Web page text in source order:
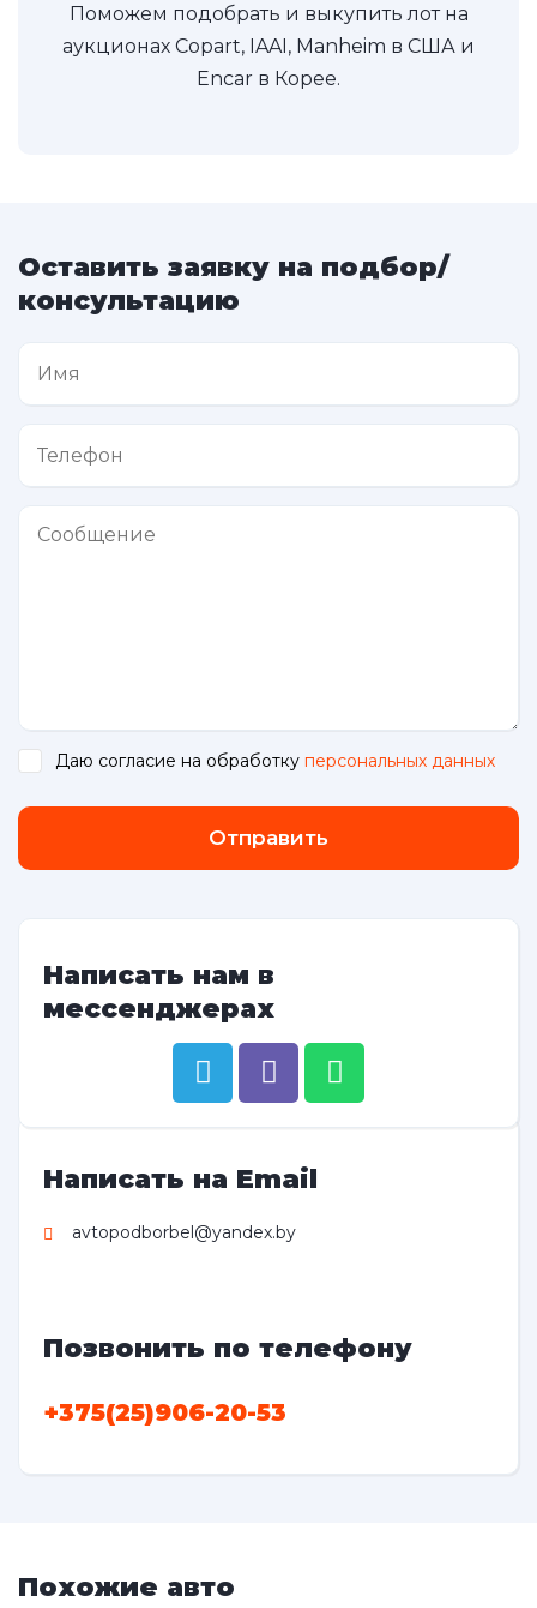
Поможем подобрать и выкупить лот на
аукционах Copart, IAAI, Manheim в США и
Encar в Корее.
Оставить заявку на подбор/
консультацию
Даю согласие на обработку персональных данных
Отправить
Написать нам в
мессенджерах
Написать на Email
avtopodborbel@yandex.by
Позвонить по телефону
+375(25)906-20-53
Похожие авто